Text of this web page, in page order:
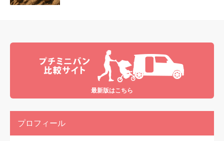
最新版はこちら
プロフィール